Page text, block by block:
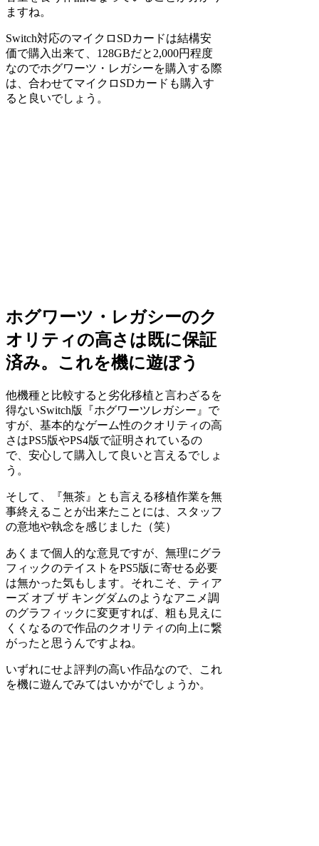
ますね。
Switch対応のマイクロSDカードは結構安
価で購入出来て、128GBだと2,000円程度
なのでホグワーツ・レガシーを購入する際
は、合わせてマイクロSDカードも購入す
ると良いでしょう。
ホグワーツ・レガシーのク
オリティの高さは既に保証
済み。これを機に遊ぼう
他機種と比較すると劣化移植と言わざるを
得ないSwitch版『ホグワーツレガシー』で
すが、基本的なゲーム性のクオリティの高
さはPS5版やPS4版で証明されているの
で、安心して購入して良いと言えるでしょ
う。
そして、『無茶』とも言える移植作業を無
事終えることが出来たことには、スタッフ
の意地や執念を感じました（笑）
あくまで個人的な意見ですが、無理にグラ
フィックのテイストをPS5版に寄せる必要
は無かった気もします。それこそ、ティア
ーズ オブ ザ キングダムのようなアニメ調
のグラフィックに変更すれば、粗も見えに
くくなるので作品のクオリティの向上に繋
がったと思うんですよね。
いずれにせよ評判の高い作品なので、これ
を機に遊んでみてはいかがでしょうか。